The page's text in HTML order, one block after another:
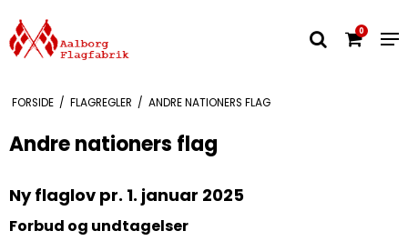
0
FORSIDE / FLAGREGLER / ANDRE NATIONERS FLAG
Andre nationers flag
Ny flaglov pr. 1. januar 2025
Forbud og undtagelser